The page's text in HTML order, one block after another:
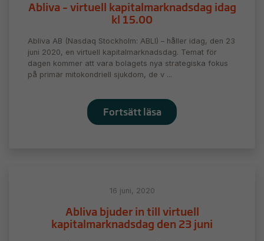
Abliva – virtuell kapitalmarknadsdag idag
kl 15.00
Abliva AB (Nasdaq Stockholm: ABLI) – håller idag, den 23
juni 2020, en virtuell kapitalmarknadsdag. Temat för
dagen kommer att vara bolagets nya strategiska fokus
på primär mitokondriell sjukdom, de v ...
Fortsätt läsa
16 juni, 2020
Abliva bjuder in till virtuell
kapitalmarknadsdag den 23 juni